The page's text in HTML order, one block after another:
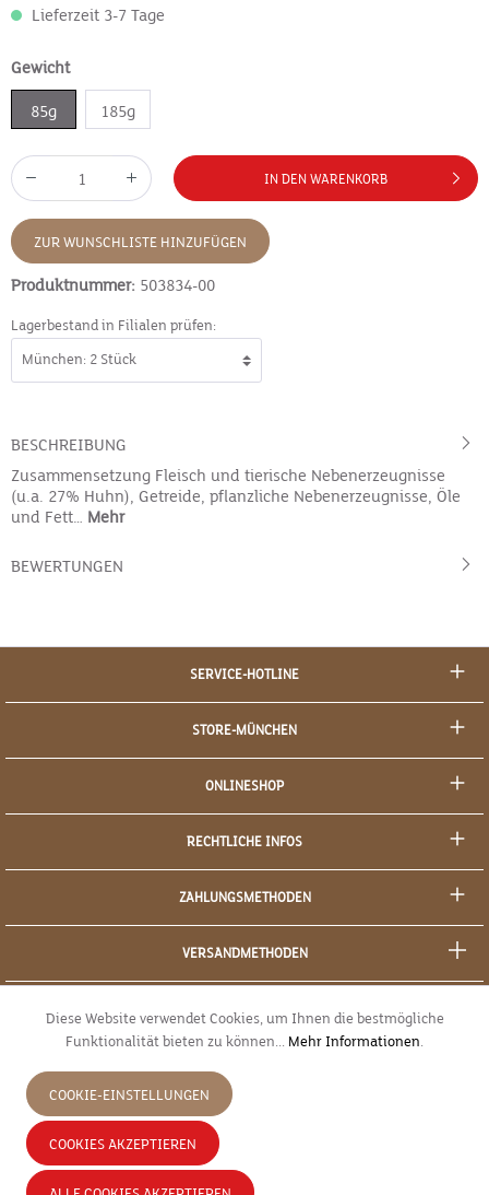
Lieferzeit 3-7 Tage
Gewicht
85g 185g
IN DEN WARENKORB
ZUR WUNSCHLISTE HINZUFÜGEN
Produktnummer: 503834-00
Lagerbestand in Filialen prüfen:
BESCHREIBUNG
Zusammensetzung Fleisch und tierische Nebenerzeugnisse
(u.a. 27% Huhn), Getreide, pflanzliche Nebenerzeugnisse, Öle
und Fett… Mehr
BEWERTUNGEN
SERVICE-HOTLINE
STORE-MÜNCHEN
ONLINESHOP
RECHTLICHE INFOS
ZAHLUNGSMETHODEN
VERSANDMETHODEN
JETZT WIDERRUFEN
* Alle Preise inkl. gesetzl. Mehrwertsteuer zzgl.
Diese Website verwendet Cookies, um Ihnen die bestmögliche
Funktionalität bieten zu können... Mehr Informationen.
COOKIE-EINSTELLUNGEN
COOKIES AKZEPTIEREN